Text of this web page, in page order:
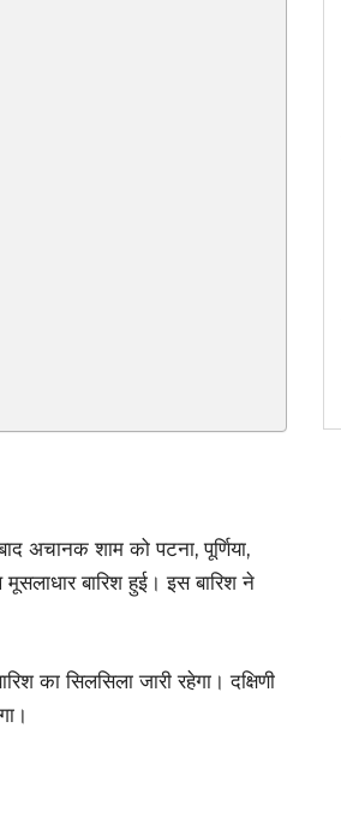
अचानक शाम को पटना, पूर्णिया,
बारिश हुई। इस बारिश ने
का सिलसिला जारी रहेगा। दक्षिणी